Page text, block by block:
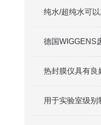
热封膜仪具有良